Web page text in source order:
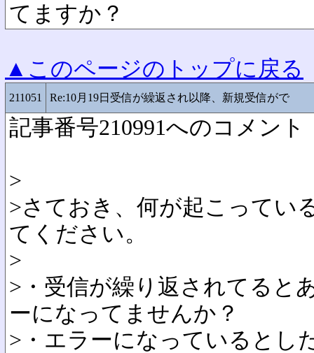
てますか？
▲このページのトップに戻る
211051 Re:10月19日受信が繰返され以降、新規受信がで
記事番号210991へのコメント
>
>さておき、何が起こってい
てください。
>
>・受信が繰り返されてると
ーになってませんか？
>・エラーになっているとし